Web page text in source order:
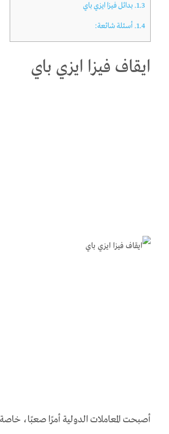
1.3. بدائل فيزا ايزي باي
1.4. أسئلة شائعة:
ايقاف فيزا ايزي باي
أصبحت المعاملات الدولية أمرًا صعبًا،